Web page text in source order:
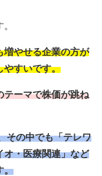
増やせる企業の方が
やすいです。
テーマで株価が跳ね
その中でも「テレワ
オ・医療関連」など
。